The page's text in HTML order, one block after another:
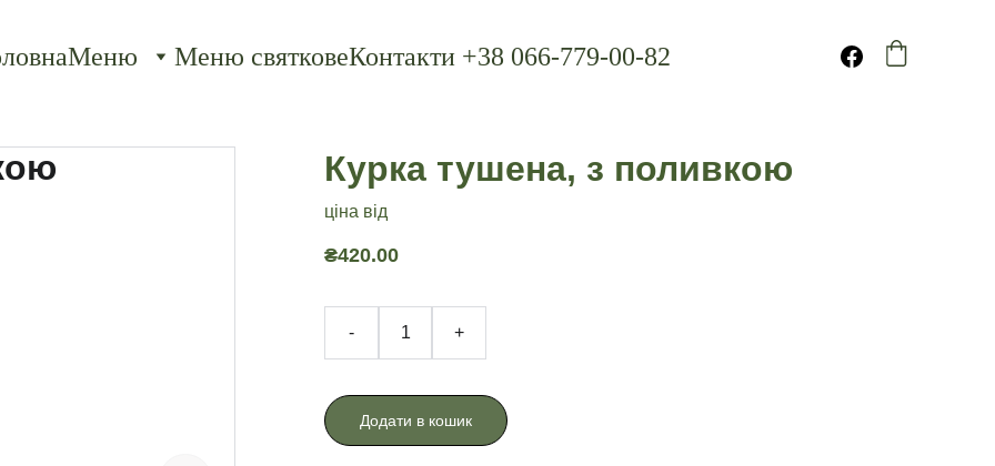
Меню Меню святковеКонтакти +38 066-779-00-82
Курка тушена, з поливкою
ціна від
₴420.00
- +
Додати в кошик